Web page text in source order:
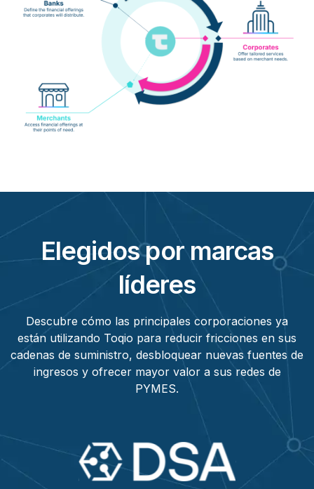
Elegidos por marcas
líderes
Descubre cómo las principales corporaciones ya
están utilizando Toqio para reducir fricciones en sus
cadenas de suministro, desbloquear nuevas fuentes de
ingresos y ofrecer mayor valor a sus redes de
PYMES.